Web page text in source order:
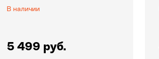
В наличии
5 499 руб.